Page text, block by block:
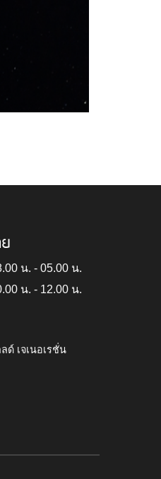
น. - 05.00 น.
น. - 12.00 น.
ด์ เจเนอเรชั่น